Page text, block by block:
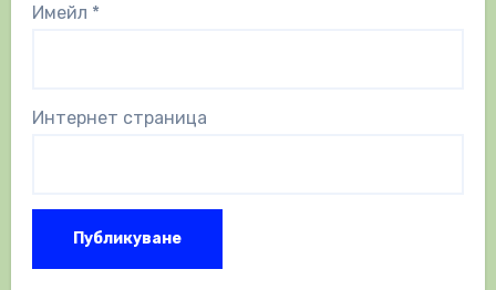
Имейл *
Интернет страница